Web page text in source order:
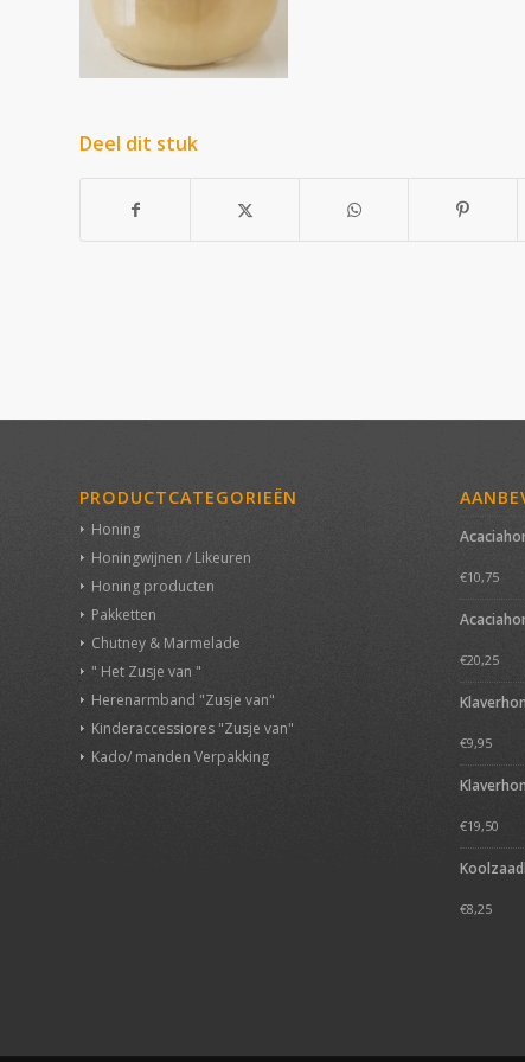
Deel dit stuk
PRODUCTCATEGORIEËN
Honing
Honingwijnen / Likeuren
Honing producten
Pakketten
Chutney & Marmelade
" Het Zusje van "
Herenarmband "Zusje van"
Kinderaccessiores "Zusje van"
Kado/ manden Verpakking
€10,75
€20,25
€9,95
€19,50
€8,25